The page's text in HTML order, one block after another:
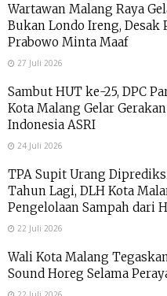
Wartawan Malang Raya
Bukan Londo Ireng, Desak
Prabowo Minta Maaf
27 Juli 2026
Sambut HUT ke-25, DPC
Kota Malang Gelar
Indonesia ASRI
24 Juli 2026
TPA Supit Urang
Tahun Lagi, DLH Kota
Pengelolaan Sampah dari
22 Juli 2026
Wali Kota Malang
Sound Horeg Selama